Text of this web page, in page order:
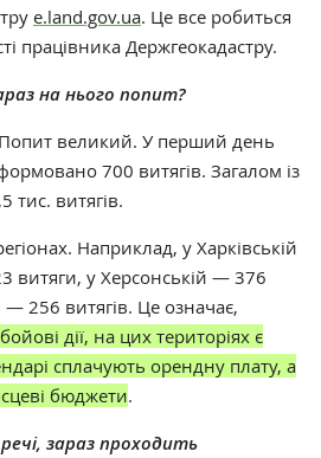
e.land.gov.ua. Це все робиться
працівника Держгеокадастру.
на нього попит?
Попит великий. У перший день
700 витягів. Загалом із
тис. витягів.
Наприклад, у Харківській
витяги, у Херсонській — 376
— 256 витягів. Це означає,
дії, на цих територіях є
сплачують орендну плату, а
бюджети.
зараз проходить